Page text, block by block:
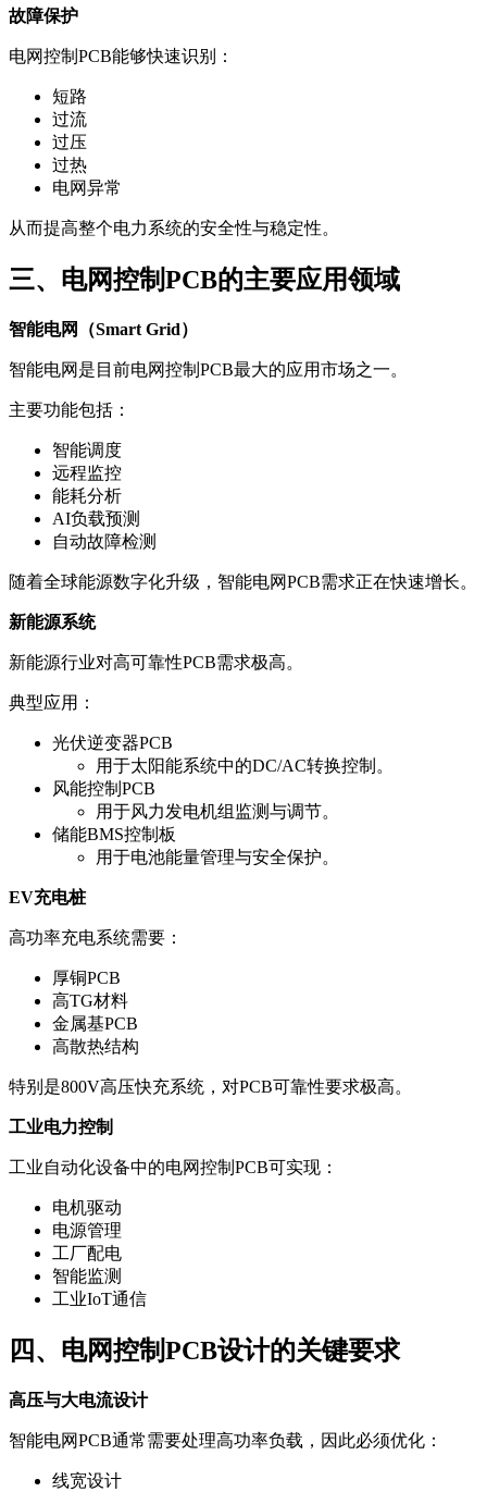
故障保护
电网控制PCB能够快速识别：
短路
过流
过压
过热
电网异常
从而提高整个电力系统的安全性与稳定性。
三、电网控制PCB的主要应用领域
智能电网（Smart Grid）
智能电网是目前电网控制PCB最大的应用市场之一。
主要功能包括：
智能调度
远程监控
能耗分析
AI负载预测
自动故障检测
随着全球能源数字化升级，智能电网PCB需求正在快速增长。
新能源系统
新能源行业对高可靠性PCB需求极高。
典型应用：
光伏逆变器PCB
用于太阳能系统中的DC/AC转换控制。
风能控制PCB
用于风力发电机组监测与调节。
储能BMS控制板
用于电池能量管理与安全保护。
EV充电桩
高功率充电系统需要：
厚铜PCB
高TG材料
金属基PCB
高散热结构
特别是800V高压快充系统，对PCB可靠性要求极高。
工业电力控制
工业自动化设备中的电网控制PCB可实现：
电机驱动
电源管理
工厂配电
智能监测
工业IoT通信
四、电网控制PCB设计的关键要求
高压与大电流设计
智能电网PCB通常需要处理高功率负载，因此必须优化：
线宽设计